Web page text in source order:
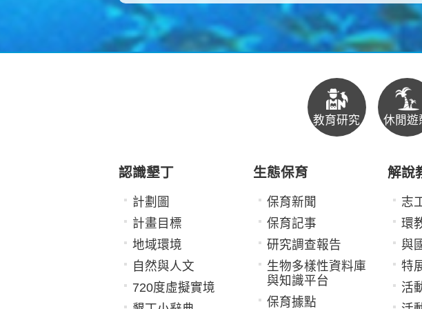
教育研究 休閒遊
認識墾丁
計劃圖
計畫目標
地域環境
自然與人文
720度虛擬實境
生態保育
保育新聞
保育記事
研究調查報告
生物多樣性資料庫
與知識平台
保育據點
解說
志
環
與
特
活